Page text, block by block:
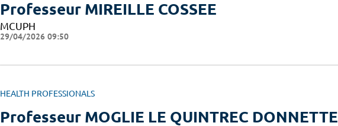
Professeur MIREILLE COSSEE
MCUPH
29/04/2026 09:50
HEALTH PROFESSIONALS
Professeur MOGLIE LE QUINTREC DONNETTE